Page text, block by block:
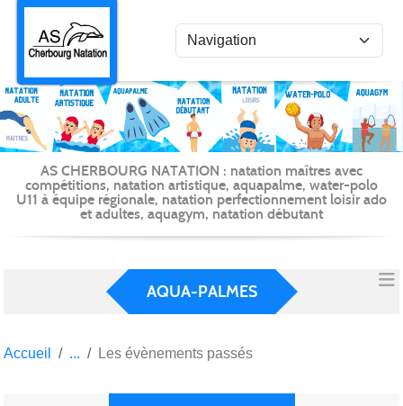
AS CHERBOURG NATATION : natation maîtres avec
compétitions, natation artistique, aquapalme, water-polo
U11 à équipe régionale, natation perfectionnement loisir ado
et adultes, aquagym, natation débutant
AQUA-PALMES
Accueil Les évènements passés
Panneau de gestion des cookies